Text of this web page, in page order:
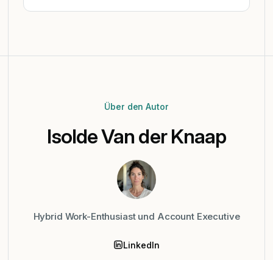
Über den Autor
Isolde Van der Knaap
Hybrid Work-Enthusiast und Account Executive
LinkedIn